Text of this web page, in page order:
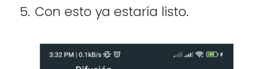
Con esto ya estaría listo.